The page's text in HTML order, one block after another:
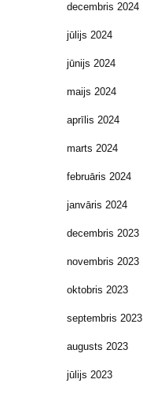
decembris 2024
jūlijs 2024
jūnijs 2024
maijs 2024
aprīlis 2024
marts 2024
februāris 2024
janvāris 2024
decembris 2023
novembris 2023
oktobris 2023
septembris 2023
augusts 2023
jūlijs 2023